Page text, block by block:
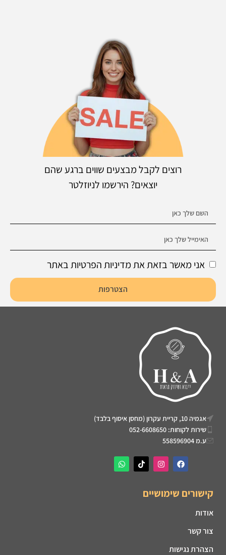
רוצים לקבל מבצעים שווים ברגע שהם
יוצאים? הירשמו לניוזלטר
אני מאשר בזאת את מדיניות הפרטיות באתר
הצטרפות
אגמיה 10, קריית עקרון (מחסן איסוף בלבד)
שירות לקוחות: 052-6608650
ע.מ 558596904
קישורים שימושיים
אודות
צור קשר
הצהרת נגישות